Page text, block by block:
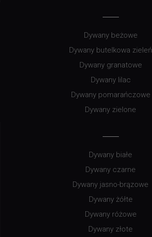
Dywany beżowe
Dywany butelkowa zieleń
Dywany granatowe
Dywany lilac
Dywany pomarańczowe
Dywany zielone
Dywany białe
Dywany czarne
Dywany jasno-brązowe
Dywany żółte
Dywany różowe
Dywany złote